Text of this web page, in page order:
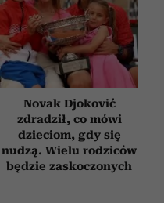
Novak Djoković
zdradził, co mówi
dzieciom, gdy się
nudzą. Wielu rodziców
będzie zaskoczonych